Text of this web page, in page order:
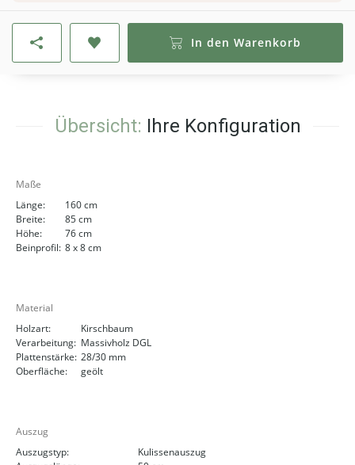
In den Warenkorb
Übersicht: Ihre Konfiguration
Maße
Länge:
160 cm
Breite:
85 cm
Höhe:
76 cm
Beinprofil: 8 x 8 cm
Material
Holzart:
Kirschbaum
Verarbeitung: Massivholz DGL
Plattenstärke: 28/30 mm
Oberfläche:
geölt
Auszug
Auszugstyp:
Kulissenauszug